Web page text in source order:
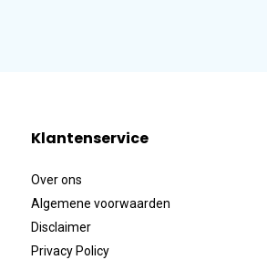
Klantenservice
Over ons
Algemene voorwaarden
Disclaimer
Privacy Policy